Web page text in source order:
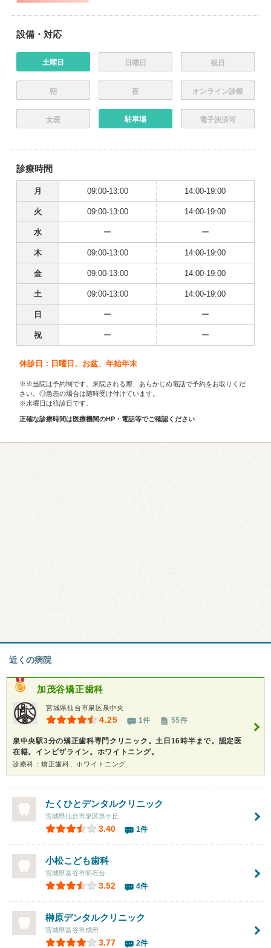
設備・対応
土曜日 日曜日 祝日
朝 夜 オンライン診療
女医 駐車場 電子決済可
診療時間
月 09:00-13:00 14:00-19:00
火 09:00-13:00 14:00-19:00
水 ー ー
木 09:00-13:00 14:00-19:00
金 09:00-13:00 14:00-19:00
土 09:00-13:00 14:00-19:00
日 ー ー
祝 ー ー
休診日：日曜日、お盆、年始年末
※※当院は予約制です。来院される際、あらかじめ電話で予約をお取りくだ
さい。◎急患の場合は随時受け付けています。
※水曜日は往診日です。
正確な診療時間は医療機関のHP・電話等でご確認ください
近くの病院
加茂谷矯正歯科
宮城県仙台市泉区泉中央
4.25 1件 55件
泉中央駅3分の矯正歯科専門クリニック。土日16時半まで。認定医
在籍。インビザライン。ホワイトニング。
診療科：矯正歯科、ホワイトニング
たくひとデンタルクリニック
宮城県仙台市泉区泉ケ丘
3.40 1件
小松こども歯科
宮城県富谷市明石台
3.52 4件
榊原デンタルクリニック
宮城県富谷市成田
3.77 2件